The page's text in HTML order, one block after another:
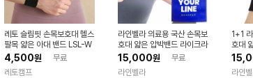
레토 슬림핏 손목보호대 헬스
팔목 얇은 아대 밴드 LSL-W
B07
4,500원
무료
레토캠프
라인벨라 의료용 국산 손목보
호대 얇은 압박밴드 라이크라
임산부 출산 손목아대 XS 양
15,000원
무료
라인벨라
1+1
호대
팔목
라인